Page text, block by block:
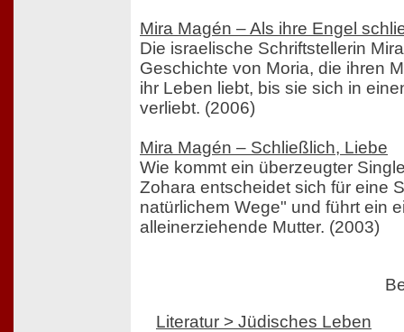
Mira Magén – Als ihre Engel
Die israelische Schriftstellerin
Geschichte von Moria, die ihren
ihr Leben liebt, bis sie sich in
verliebt. (2006)
Mira Magén – Schließlich, Liebe
Wie kommt ein überzeugter
Zohara entscheidet sich für eine
natürlichem Wege" und führt ein
alleinerziehende Mutter. (2003)
Literatur > Jüdisches Leben